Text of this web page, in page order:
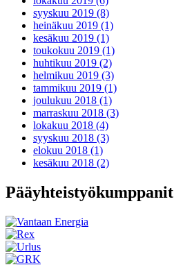
syyskuu 2019 (8)
heinäkuu 2019 (1)
kesäkuu 2019 (1)
toukokuu 2019 (1)
huhtikuu 2019 (2)
helmikuu 2019 (3)
tammikuu 2019 (1)
joulukuu 2018 (1)
marraskuu 2018 (3)
lokakuu 2018 (4)
syyskuu 2018 (3)
elokuu 2018 (1)
kesäkuu 2018 (2)
Pääyhteistyökumppanit